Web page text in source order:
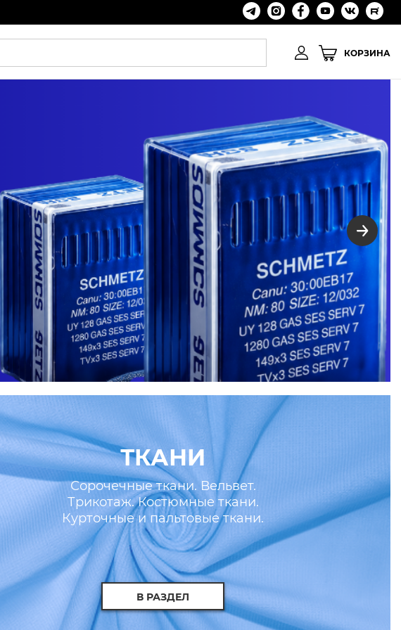
КОРЗИНА
ТКАНИ
Сорочечные ткани. Вельвет.
Трикотаж. Костюмные ткани.
Курточные и пальтовые ткани.
Искусственные кожа и мех.
В РАЗДЕЛ